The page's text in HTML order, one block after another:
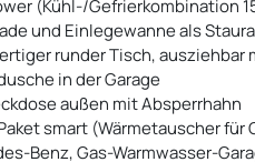
(Kühl-/Gefrierkombination
und Einlegewanne als
runder Tisch, ausziehbar
in der Garage
außen mit Absperrhahn
smart (Wärmetauscher für
Benz, Gas-Warmwasser-